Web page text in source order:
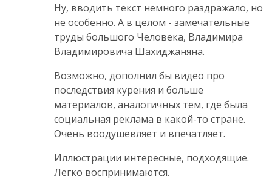
Ну, вводить текст немного раздражало, но
не особенно. А в целом - замечательные
труды большого Человека, Владимира
Владимировича Шахиджаняна.
Возможно, дополнил бы видео про
последствия курения и больше
материалов, аналогичных тем, где была
социальная реклама в какой-то стране.
Очень воодушевляет и впечатляет.
Иллюстрации интересные, подходящие.
Легко воспринимаются.